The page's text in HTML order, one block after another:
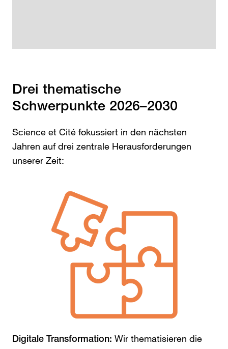
Drei thematische
Schwerpunkte 2026–2030
Science et Cité fokussiert in den nächsten
Jahren auf drei zentrale Herausforderungen
unserer Zeit:
Digitale Transformation: Wir thematisieren die